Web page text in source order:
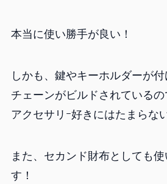
本当に使い勝手が良い！
しかも、鍵やキーホルダーが
チェーンがビルドされているの
アクセサリｰ好きにはたまらな
また、セカンド財布としても
す！